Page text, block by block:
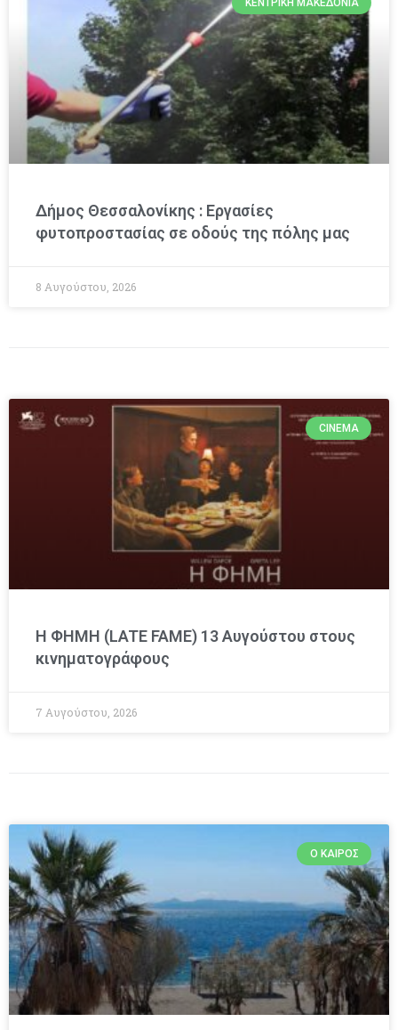
Δήμος Θεσσαλονίκης : Εργασίες
φυτοπροστασίας σε οδούς της πόλης μας
8 Αυγούστου, 2026
CINEMA
Η ΦΗΜΗ (LATE FAME) 13 Αυγούστου στους
κινηματογράφους
7 Αυγούστου, 2026
Ο ΚΑΙΡΌΣ